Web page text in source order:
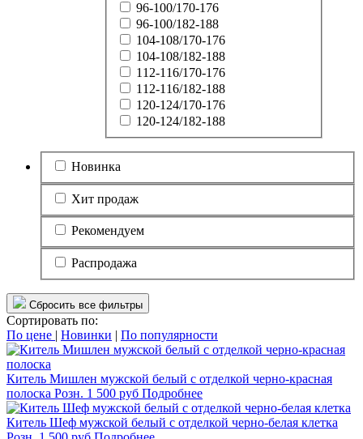
96-100/170-176
96-100/182-188
104-108/170-176
104-108/182-188
112-116/170-176
112-116/182-188
120-124/170-176
120-124/182-188
Новинка
Хит продаж
Рекомендуем
Распродажа
Сбросить все фильтры
Сортировать по:
По цене | Новинки | По популярности
Китель Мишлен мужской белый с отделкой черно-красная
полоска Розн. 1 500 руб Подробнее
Китель Шеф мужской белый с отделкой черно-белая клетка